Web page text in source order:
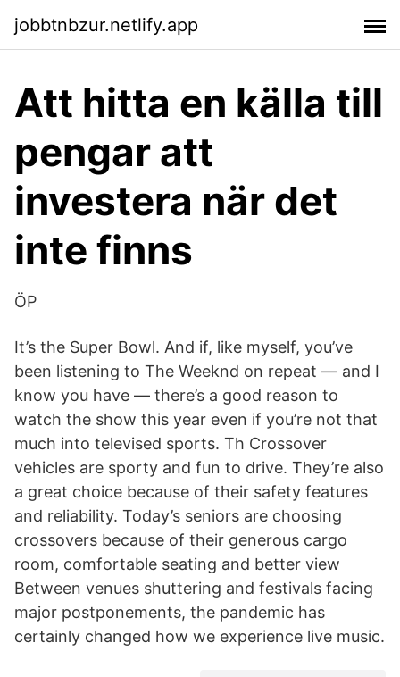
jobbtnbzur.netlify.app
Att hitta en källa till
pengar att
investera när det
inte finns
ÖP
It’s the Super Bowl. And if, like myself, you’ve
been listening to The Weeknd on repeat — and I
know you have — there’s a good reason to
watch the show this year even if you’re not that
much into televised sports. Th Crossover
vehicles are sporty and fun to drive. They’re also
a great choice because of their safety features
and reliability. Today’s seniors are choosing
crossovers because of their generous cargo
room, comfortable seating and better view
Between venues shuttering and festivals facing
major postponements, the pandemic has
certainly changed how we experience live music.